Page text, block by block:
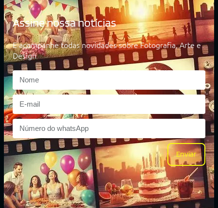
Assine nossa notícias
E acompanhe todas novidades sobre Fotografia, Arte e
Design
Enviar